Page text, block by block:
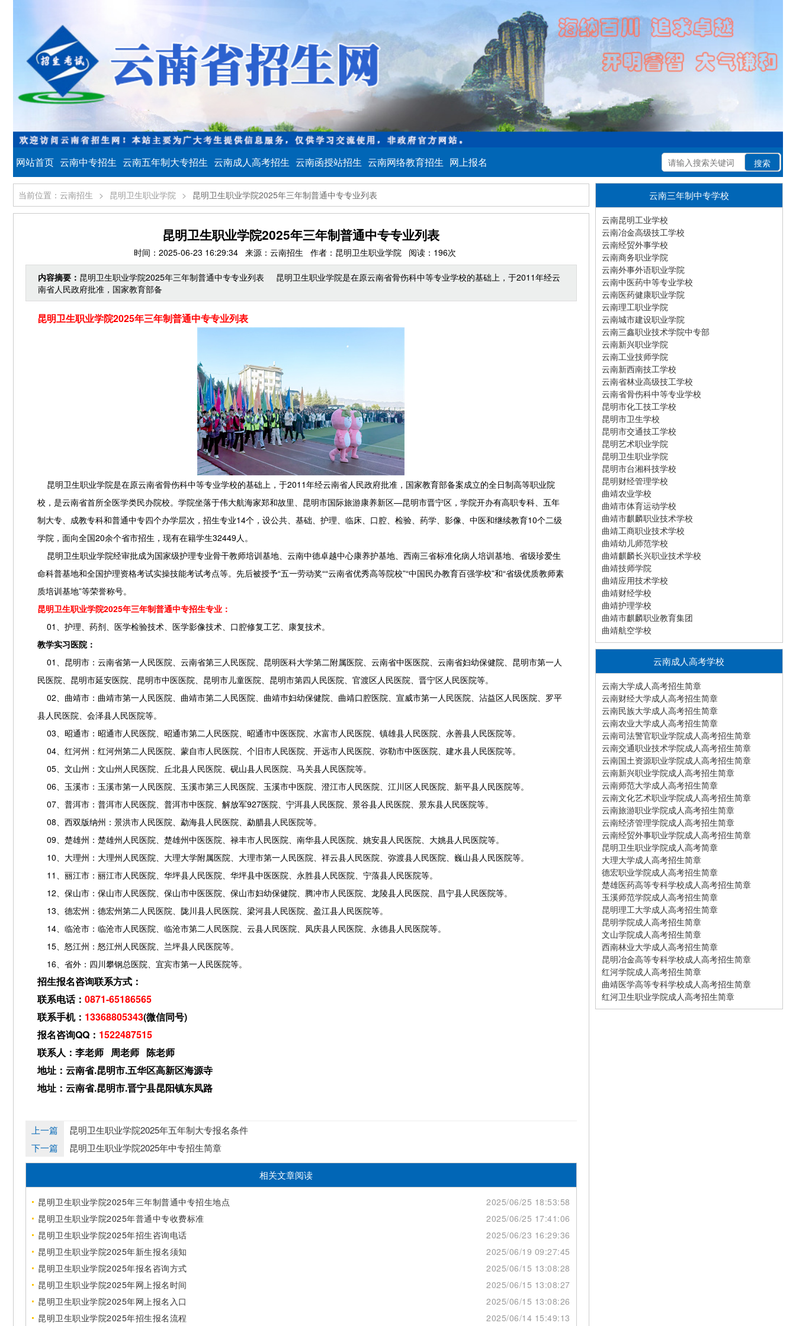
网站首页 云南中专招生 云南五年制大专招生 云南成人高考招生 云南函授站招生 云南网络教育招生 网上报名
当前位置：云南招生 > 昆明卫生职业学院 > 昆明卫生职业学院2025年三年制普通中专专业列表
昆明卫生职业学院2025年三年制普通中专专业列表
时间：2025-06-23 16:29:34 来源：云南招生 作者：昆明卫生职业学院 阅读：196次
内容摘要： 昆明卫生职业学院2025年三年制普通中专专业列表 昆明卫生职业学院是在原云南省骨伤科中等专业学校的基础上，于2011年经云
南省人民政府批准，国家教育部备
昆明卫生职业学院2025年三年制普通中专专业列表
昆明卫生职业学院是在原云南省骨伤科中等专业学校的基础上，于2011年经云南省人民政府批准，国家教育部备案成立的全日制高等职业院
校，是云南省首所全医学类民办院校。学院坐落于伟大航海家郑和故里、昆明市国际旅游康养新区—昆明市晋宁区，学院开办有高职专科、五年
制大专、成教专科和普通中专四个办学层次，招生专业14个，设公共、基础、护理、临床、口腔、检验、药学、影像、中医和继续教育10个二级
学院，面向全国20余个省市招生，现有在籍学生32449人。
昆明卫生职业学院经审批成为国家级护理专业骨干教师培训基地、云南中德卓越中心康养护基地、西南三省标准化病人培训基地、省级珍爱生
命科普基地和全国护理资格考试实操技能考试考点等。先后被授予“五一劳动奖““云南省优秀高等院校”“中国民办教育百强学校”和“省级优质教师素
质培训基地”等荣誉称号。
昆明卫生职业学院2025年三年制普通中专招生专业：
01、护理、药剂、医学检验技术、医学影像技术、口腔修复工艺、康复技术。
教学实习医院：
01、昆明市：云南省第一人民医院、云南省第三人民医院、昆明医科大学第二附属医院、云南省中医医院、云南省妇幼保健院、昆明市第一人
民医院、昆明市延安医院、昆明市中医医院、昆明市儿童医院、昆明市第四人民医院、官渡区人民医院、晋宁区人民医院等。
02、曲靖市：曲靖市第一人民医院、曲靖市第二人民医院、曲靖巿妇幼保健院、曲靖口腔医院、宣威市第一人民医院、沾益区人民医院、罗平
县人民医院、会泽县人民医院等。
03、昭通市：昭通市人民医院、昭通市第二人民医院、昭通市中医医院、水富市人民医院、镇雄县人民医院、永善县人民医院等。
04、红河州：红河州第二人民医院、蒙自市人民医院、个旧市人民医院、开远市人民医院、弥勒市中医医院、建水县人民医院等。
05、文山州：文山州人民医院、丘北县人民医院、砚山县人民医院、马关县人民医院等。
06、玉溪市：玉溪市第一人民医院、玉溪市第三人民医院、玉溪市中医院、澄江市人民医院、江川区人民医院、新平县人民医院等。
07、普洱市：普洱市人民医院、普洱市中医院、解放军927医院、宁洱县人民医院、景谷县人民医院、景东县人民医院等。
08、西双版纳州：景洪市人民医院、勐海县人民医院、勐腊县人民医院等。
09、楚雄州：楚雄州人民医院、楚雄州中医医院、禄丰市人民医院、南华县人民医院、姚安县人民医院、大姚县人民医院等。
10、大理州：大理州人民医院、大理大学附属医院、大理市第一人民医院、祥云县人民医院、弥渡县人民医院、巍山县人民医院等。
11、丽江市：丽江市人民医院、华坪县人民医院、华坪县中医医院、永胜县人民医院、宁蒗县人民医院等。
12、保山市：保山市人民医院、保山市中医医院、保山市妇幼保健院、腾冲市人民医院、龙陵县人民医院、昌宁县人民医院等。
13、德宏州：德宏州第二人民医院、陇川县人民医院、梁河县人民医院、盈江县人民医院等。
14、临沧市：临沧市人民医院、临沧市第二人民医院、云县人民医院、凤庆县人民医院、永德县人民医院等。
15、怒江州：怒江州人民医院、兰坪县人民医院等。
16、省外：四川攀钢总医院、宜宾市第一人民医院等。
招生报名咨询联系方式：
联系电话： 0871-65186565
联系手机： 13368805343(微信同号)
报名咨询QQ： 1522487515
联系人：李老师 周老师 陈老师
地址：云南省.昆明市.五华区高新区海源寺
地址：云南省.昆明市.晋宁县昆阳镇东凤路
上一篇
昆明卫生职业学院2025年五年制大专报名条件
下一篇
昆明卫生职业学院2025年中专招生简章
相关文章阅读
昆明卫生职业学院2025年三年制普通中专招生地点
2025/06/25 18:53:58
昆明卫生职业学院2025年普通中专收费标准
2025/06/25 17:41:06
昆明卫生职业学院2025年招生咨询电话
2025/06/23 16:29:36
昆明卫生职业学院2025年新生报名须知
2025/06/19 09:27:45
昆明卫生职业学院2025年报名咨询方式
2025/06/15 13:08:28
昆明卫生职业学院2025年网上报名时间
2025/06/15 13:08:27
昆明卫生职业学院2025年网上报名入口
2025/06/15 13:08:26
昆明卫生职业学院2025年招生报名流程
2025/06/14 15:49:13
云南三年制中专学校
云南昆明工业学校
云南冶金高级技工学校
云南经贸外事学校
云南商务职业学院
云南外事外语职业学院
云南中医药中等专业学校
云南医药健康职业学院
云南理工职业学院
云南城市建设职业学院
云南三鑫职业技术学院中专部
云南新兴职业学院
云南工业技师学院
云南新西南技工学校
云南省林业高级技工学校
云南省骨伤科中等专业学校
昆明市化工技工学校
昆明市卫生学校
昆明市交通技工学校
昆明艺术职业学院
昆明卫生职业学院
昆明市台湘科技学校
昆明财经管理学校
曲靖农业学校
曲靖市体育运动学校
曲靖市麒麟职业技术学校
曲靖工商职业技术学校
曲靖幼儿师范学校
曲靖麒麟长兴职业技术学校
曲靖技师学院
曲靖应用技术学校
曲靖财经学校
曲靖护理学校
曲靖市麒麟职业教育集团
曲靖航空学校
云南成人高考学校
云南大学成人高考招生简章
云南财经大学成人高考招生简章
云南民族大学成人高考招生简章
云南农业大学成人高考招生简章
云南司法警官职业学院成人高考招生简章
云南交通职业技术学院成人高考招生简章
云南国土资源职业学院成人高考招生简章
云南新兴职业学院成人高考招生简章
云南师范大学成人高考招生简章
云南文化艺术职业学院成人高考招生简章
云南旅游职业学院成人高考招生简章
云南经济管理学院成人高考招生简章
云南经贸外事职业学院成人高考招生简章
昆明卫生职业学院成人高考简章
大理大学成人高考招生简章
德宏职业学院成人高考招生简章
楚雄医药高等专科学校成人高考招生简章
玉溪师范学院成人高考招生简章
昆明理工大学成人高考招生简章
昆明学院成人高考招生简章
文山学院成人高考招生简章
西南林业大学成人高考招生简章
昆明冶金高等专科学校成人高考招生简章
红河学院成人高考招生简章
曲靖医学高等专科学校成人高考招生简章
红河卫生职业学院成人高考招生简章